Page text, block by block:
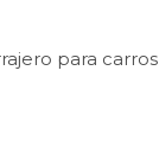
para carros